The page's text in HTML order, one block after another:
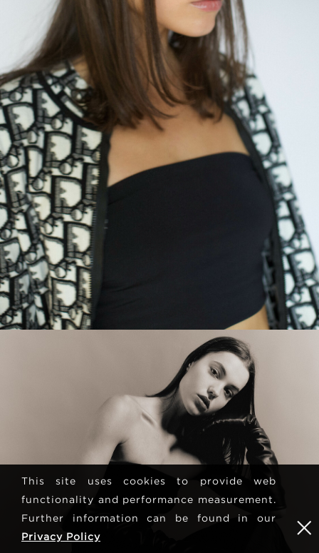
This site uses cookies to provide web
functionality and performance measurement.
Further information can be found in our
Privacy Policy